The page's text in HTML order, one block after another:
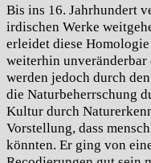
Bis ins 16. Jahrhundert
irdischen Werke
erleidet diese
weiterhin unveränderbar
werden jedoch durch
die Naturbeherrschung
Kultur durch
Vorstellung, dass
könnten. Er ging von